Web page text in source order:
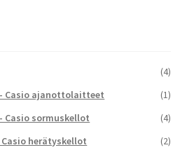
(4)
Casio ajanottolaitteet
(1)
Casio sormuskellot
(4)
Casio herätyskellot
(2)